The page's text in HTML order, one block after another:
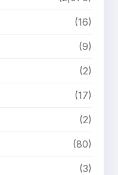
(16)
(9)
(2)
(17)
(2)
(80)
(3)